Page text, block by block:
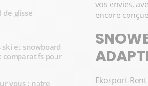
de glisse
ski et snowboard
comparatifs pour
vous : notre
vos envies,
encore
Ekosport-